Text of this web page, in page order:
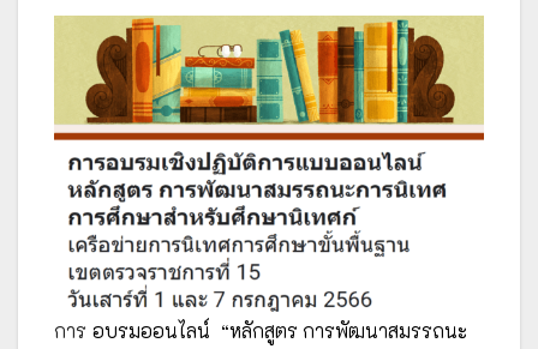
การ อบรมออนไลน์ “หลักสูตร การพัฒนาสมรรถนะ